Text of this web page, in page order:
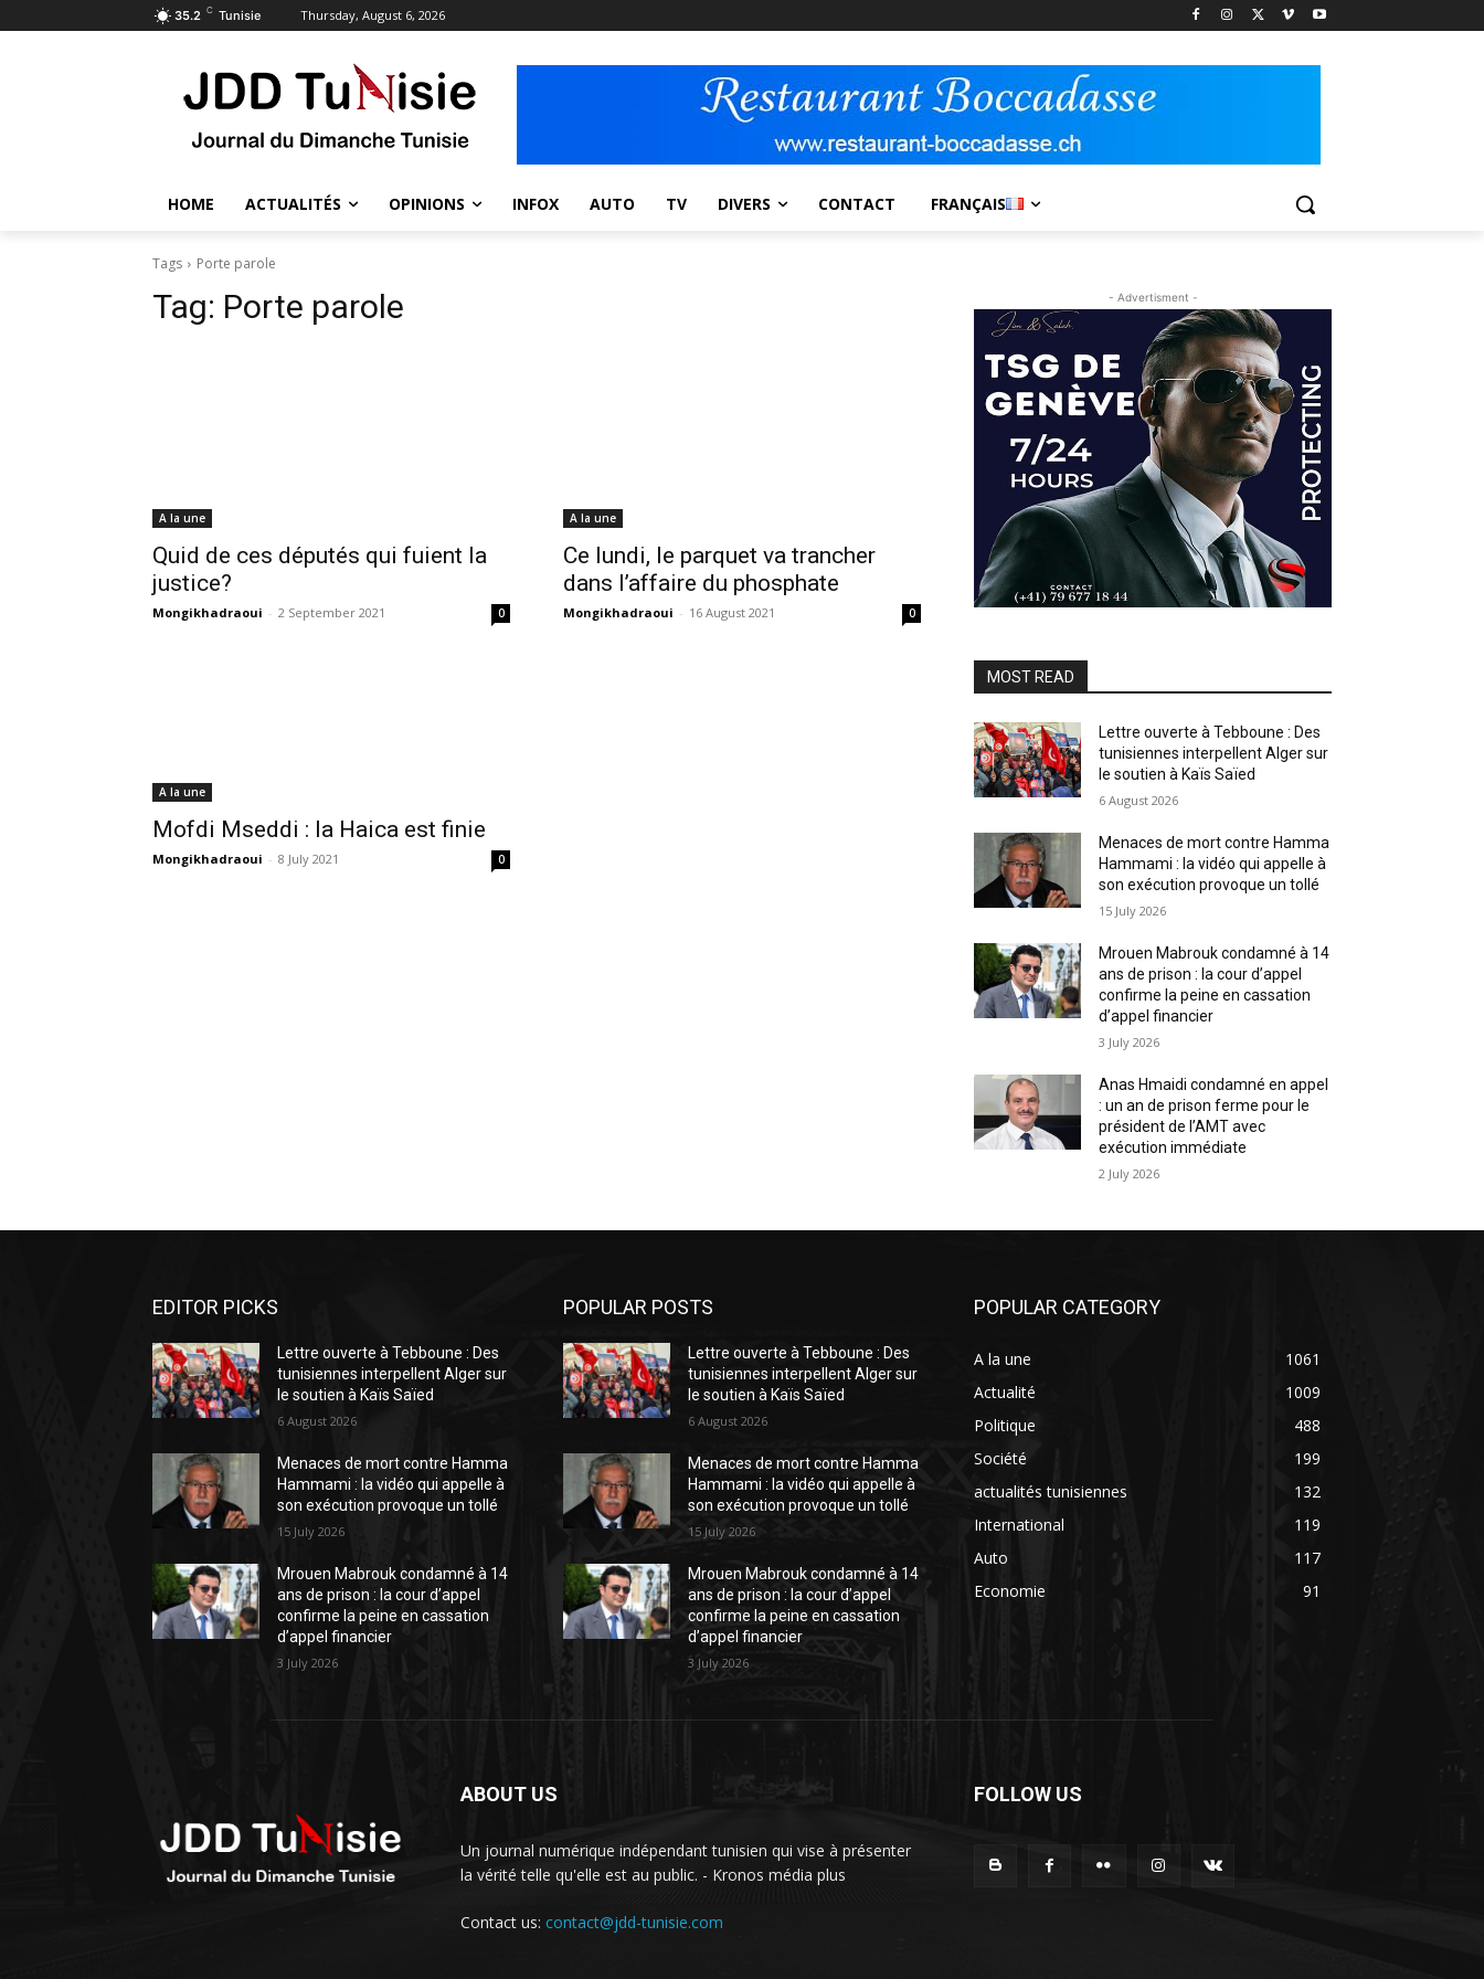
35.2 C Tunisie Thursday, August 6, 2026
HOME ACTUALITÉS OPINIONS INFOX AUTO TV DIVERS CONTACT FRANÇAIS
Tags Porte parole
Tag: Porte parole
A la une
Quid de ces députés qui fuient la
justice?
Mongikhadraoui - 2 September 2021 0
A la une
Ce lundi, le parquet va trancher
dans l’affaire du phosphate
Mongikhadraoui - 16 August 2021 0
A la une
Mofdi Mseddi : la Haica est finie
Mongikhadraoui - 8 July 2021 0
- Advertisment -
MOST READ
Lettre ouverte à Tebboune : Des
tunisiennes interpellent Alger sur
le soutien à Kaïs Saïed
6 August 2026
Menaces de mort contre Hamma
Hammami : la vidéo qui appelle à
son exécution provoque un tollé
15 July 2026
Mrouen Mabrouk condamné à 14
ans de prison : la cour d’appel
confirme la peine en cassation
d’appel financier
3 July 2026
Anas Hmaidi condamné en appel
: un an de prison ferme pour le
président de l’AMT avec
exécution immédiate
2 July 2026
EDITOR PICKS
Lettre ouverte à Tebboune : Des
tunisiennes interpellent Alger sur
le soutien à Kaïs Saïed
6 August 2026
Menaces de mort contre Hamma
Hammami : la vidéo qui appelle à
son exécution provoque un tollé
15 July 2026
Mrouen Mabrouk condamné à 14
ans de prison : la cour d’appel
confirme la peine en cassation
d’appel financier
3 July 2026
POPULAR POSTS
Lettre ouverte à Tebboune : Des
tunisiennes interpellent Alger sur
le soutien à Kaïs Saïed
6 August 2026
Menaces de mort contre Hamma
Hammami : la vidéo qui appelle à
son exécution provoque un tollé
15 July 2026
Mrouen Mabrouk condamné à 14
ans de prison : la cour d’appel
confirme la peine en cassation
d’appel financier
3 July 2026
POPULAR CATEGORY
A la une
1061
Actualité
1009
Politique
488
Société
199
actualités tunisiennes
132
International
119
Auto
117
Economie
91
ABOUT US
Un journal numérique indépendant tunisien qui vise à présenter
la vérité telle qu'elle est au public. - Kronos média plus
Contact us: contact@jdd-tunisie.com
FOLLOW US